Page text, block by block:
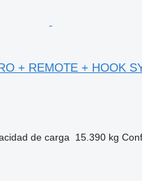
+ REMOTE + HOOK
de carga 15.390 kg